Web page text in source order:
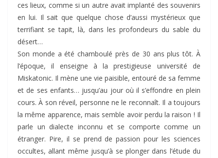
ces lieux, comme si un autre avait implanté des souvenirs
en lui. Il sait que quelque chose d’aussi mystérieux que
terrifiant se tapit, là, dans les profondeurs du sable du
désert…
Son monde a été chamboulé près de 30 ans plus tôt. À
l’époque, il enseigne à la prestigieuse université de
Miskatonic. Il mène une vie paisible, entouré de sa femme
et de ses enfants… jusqu’au jour où il s’effondre en plein
cours. À son réveil, personne ne le reconnaît. Il a toujours
la même apparence, mais semble avoir perdu la raison ! Il
parle un dialecte inconnu et se comporte comme un
étranger. Pire, il se prend de passion pour les sciences
occultes, allant même jusqu’à se plonger dans l’étude du